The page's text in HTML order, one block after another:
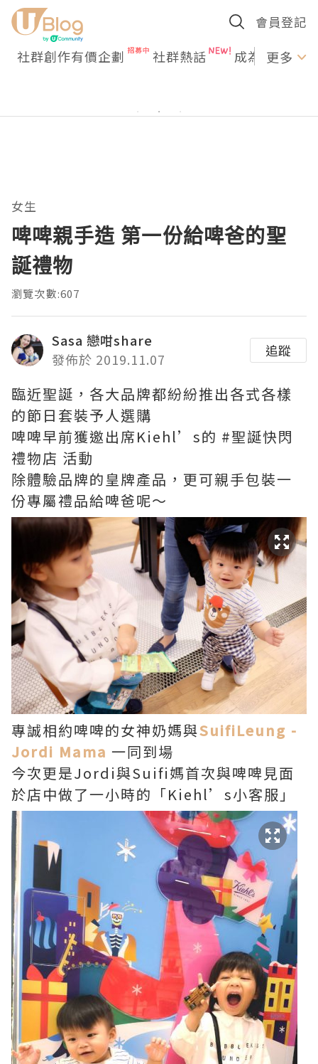
會員登記
社群創作有價企劃 社群熱話 成為U更多
女生
啤啤親手造 第一份給啤爸的聖
誕禮物
瀏覽次數:607
Sasa 戀咁share
發佈於 2019.11.07
追蹤
臨近聖誕，各大品牌都紛紛推出各式各樣
的節日套裝予人選購
啤啤早前獲邀出席Kiehl’s的 #聖誕快閃
禮物店 活動
除體驗品牌的皇牌產品，更可親手包裝一
份專屬禮品給啤爸呢～
專誠相約啤啤的女神奶媽與SuifiLeung -
Jordi Mama 一同到場
今次更是Jordi與Suifi媽首次與啤啤見面
於店中做了一小時的「Kiehl’s小客服」